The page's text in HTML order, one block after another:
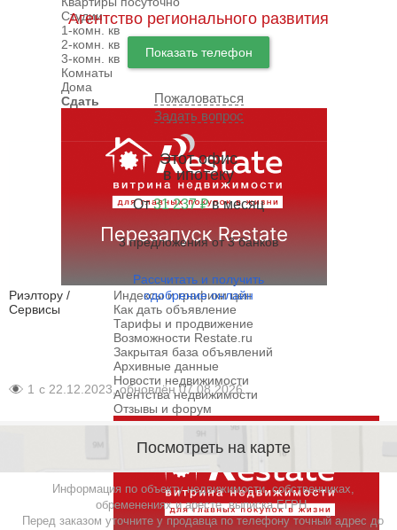
Студии
1-комн. кв
2-комн. кв
3-комн. кв
Комнаты
Дома
Сдать
Риэлтору /
Сервисы
Индексы и графики цен
Как дать объявление
Тарифы и продвижение
Возможности Restate.ru
Закрытая база объявлений
Архивные данные
Новости недвижимости
Агентства недвижимости
Отзывы и форум
Агентство регионального развития
Показать телефон
Пожаловаться
Задать вопрос
Этот офис
в ипотеку
От31 237 ₽в месяц
3 предложения от 3 банков
Рассчитать и получить
одобрение онлайн
1 с 22.12.2023, обновлён 07.08.2026
Посмотреть на карте
Информация по объекту недвижимости, собственниках,
обременениях и аресте, выписка ЕГРН.
Перед заказом уточните у продавца по телефону точный адрес до